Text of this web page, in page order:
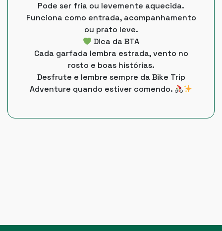
Pode ser fria ou levemente aquecida.
Funciona como entrada, acompanhamento
ou prato leve.
Dica da BTA
Cada garfada lembra estrada, vento no
rosto e boas histórias.
Desfrute e lembre sempre da Bike Trip
Adventure quando estiver comendo.